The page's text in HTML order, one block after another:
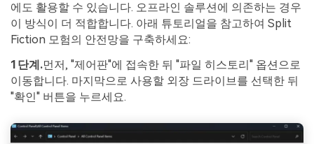
에도 활용할 수 있습니다. 오프라인 솔루션에 의존하는 경우
이 방식이 더 적합합니다. 아래 튜토리얼을 참고하여 Split
Fiction 모험의 안전망을 구축하세요:
1단계.먼저, "제어판"에 접속한 뒤 "파일 히스토리" 옵션으로
이동합니다. 마지막으로 사용할 외장 드라이브를 선택한 뒤
"확인" 버튼을 누르세요.